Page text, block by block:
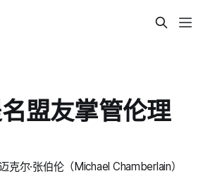
盟友掌管伦理
克尔·张伯伦（Michael Chamberlain）